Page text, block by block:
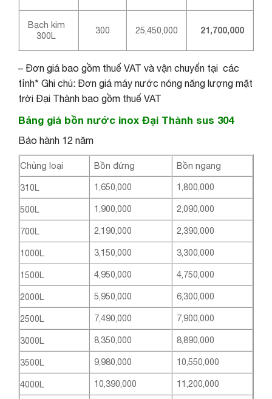
Bạch kim
300L
300 25,450,000 21,700,000
– Đơn giá bao gồm thuế VAT và vận chuyển tại các
tỉnh* Ghi chú: Đơn giá máy nước nóng năng lượng mặt
trời Đại Thành bao gồm thuế VAT
Bảng giá bồn nước inox Đại Thành sus 304
Bảo hành 12 năm
Chủng loại Bồn đứng Bồn ngang
310L 1,650,000 1,800,000
500L 1,900,000 2,090,000
700L 2,190,000 2,390,000
1000L 3,150,000 3,300,000
1500L 4,950,000 4,750,000
2000L 5,950,000 6,300,000
2500L 7,490,000 7,900,000
3000L 8,350,000 8,890,000
3500L 9,980,000 10,550,000
4000L 10,390,000 11,200,000